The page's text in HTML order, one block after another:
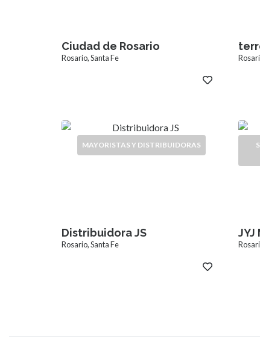
Ciudad de Rosario
Rosario, Santa Fe
MAYORISTAS Y DISTRIBUIDORAS
Distribuidora JS
Rosario, Santa Fe
JYJ